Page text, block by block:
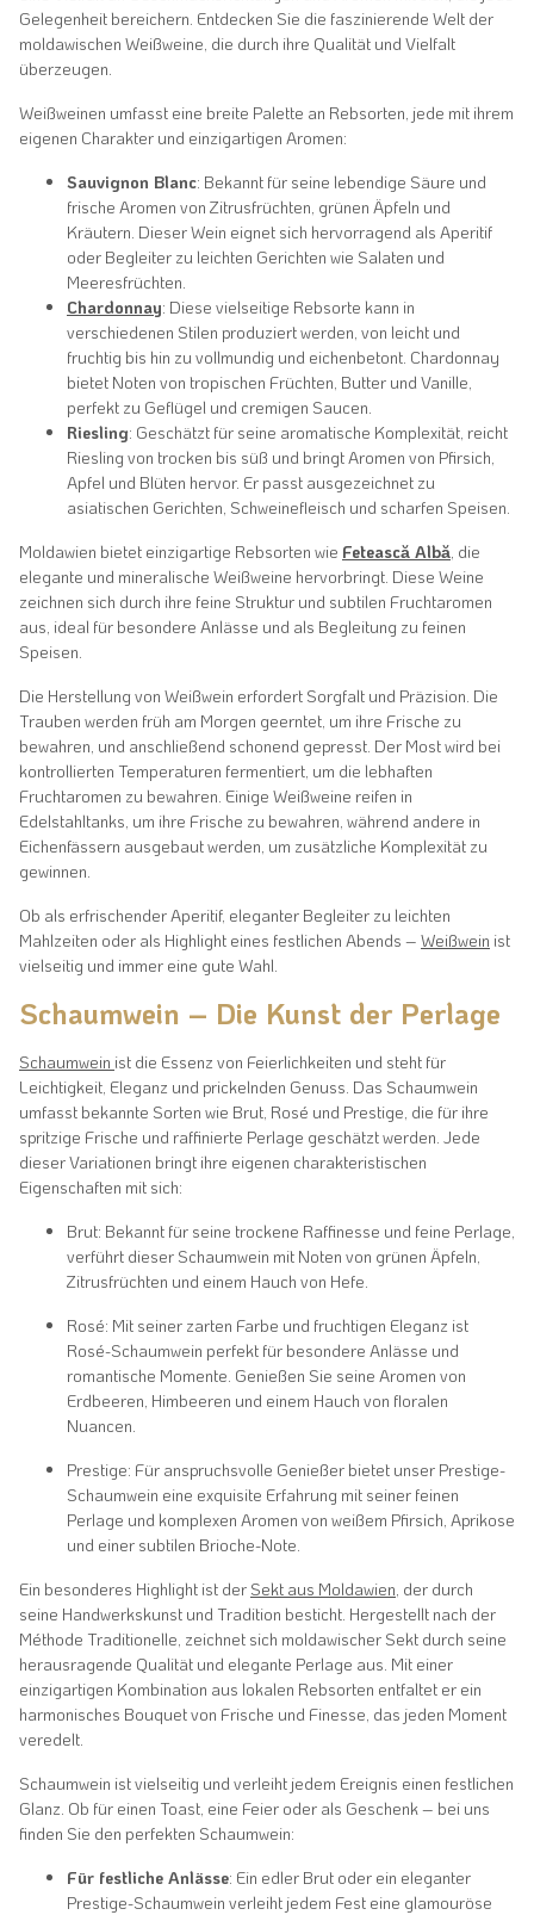
Gelegenheit bereichern. Entdecken Sie die faszinierende Welt der
moldawischen Weißweine, die durch ihre Qualität und Vielfalt
überzeugen.
Weißweinen umfasst eine breite Palette an Rebsorten, jede mit ihrem
eigenen Charakter und einzigartigen Aromen:
Sauvignon Blanc: Bekannt für seine lebendige Säure und
frische Aromen von Zitrusfrüchten, grünen Äpfeln und
Kräutern. Dieser Wein eignet sich hervorragend als Aperitif
oder Begleiter zu leichten Gerichten wie Salaten und
Meeresfrüchten.
Chardonnay: Diese vielseitige Rebsorte kann in
verschiedenen Stilen produziert werden, von leicht und
fruchtig bis hin zu vollmundig und eichenbetont. Chardonnay
bietet Noten von tropischen Früchten, Butter und Vanille,
perfekt zu Geflügel und cremigen Saucen.
Riesling: Geschätzt für seine aromatische Komplexität, reicht
Riesling von trocken bis süß und bringt Aromen von Pfirsich,
Apfel und Blüten hervor. Er passt ausgezeichnet zu
asiatischen Gerichten, Schweinefleisch und scharfen Speisen.
Moldawien bietet einzigartige Rebsorten wie Fetească Albă, die
elegante und mineralische Weißweine hervorbringt. Diese Weine
zeichnen sich durch ihre feine Struktur und subtilen Fruchtaromen
aus, ideal für besondere Anlässe und als Begleitung zu feinen
Speisen.
Die Herstellung von Weißwein erfordert Sorgfalt und Präzision. Die
Trauben werden früh am Morgen geerntet, um ihre Frische zu
bewahren, und anschließend schonend gepresst. Der Most wird bei
kontrollierten Temperaturen fermentiert, um die lebhaften
Fruchtaromen zu bewahren. Einige Weißweine reifen in
Edelstahltanks, um ihre Frische zu bewahren, während andere in
Eichenfässern ausgebaut werden, um zusätzliche Komplexität zu
gewinnen.
Ob als erfrischender Aperitif, eleganter Begleiter zu leichten
Mahlzeiten oder als Highlight eines festlichen Abends – Weißwein ist
vielseitig und immer eine gute Wahl.
Schaumwein – Die Kunst der Perlage
Schaumwein ist die Essenz von Feierlichkeiten und steht für
Leichtigkeit, Eleganz und prickelnden Genuss. Das Schaumwein
umfasst bekannte Sorten wie Brut, Rosé und Prestige, die für ihre
spritzige Frische und raffinierte Perlage geschätzt werden. Jede
dieser Variationen bringt ihre eigenen charakteristischen
Eigenschaften mit sich:
Brut: Bekannt für seine trockene Raffinesse und feine Perlage,
verführt dieser Schaumwein mit Noten von grünen Äpfeln,
Zitrusfrüchten und einem Hauch von Hefe.
Rosé: Mit seiner zarten Farbe und fruchtigen Eleganz ist
Rosé-Schaumwein perfekt für besondere Anlässe und
romantische Momente. Genießen Sie seine Aromen von
Erdbeeren, Himbeeren und einem Hauch von floralen
Nuancen.
Prestige: Für anspruchsvolle Genießer bietet unser Prestige-
Schaumwein eine exquisite Erfahrung mit seiner feinen
Perlage und komplexen Aromen von weißem Pfirsich, Aprikose
und einer subtilen Brioche-Note.
Ein besonderes Highlight ist der Sekt aus Moldawien, der durch
seine Handwerkskunst und Tradition besticht. Hergestellt nach der
Méthode Traditionelle, zeichnet sich moldawischer Sekt durch seine
herausragende Qualität und elegante Perlage aus. Mit einer
einzigartigen Kombination aus lokalen Rebsorten entfaltet er ein
harmonisches Bouquet von Frische und Finesse, das jeden Moment
veredelt.
Schaumwein ist vielseitig und verleiht jedem Ereignis einen festlichen
Glanz. Ob für einen Toast, eine Feier oder als Geschenk – bei uns
finden Sie den perfekten Schaumwein:
Für festliche Anlässe: Ein edler Brut oder ein eleganter
Prestige-Schaumwein verleiht jedem Fest eine glamouröse